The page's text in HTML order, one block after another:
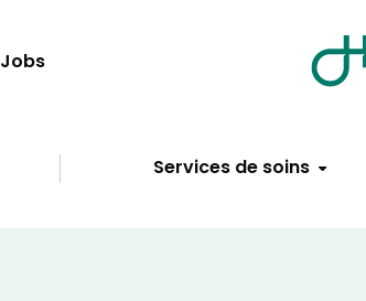
Services de soins
Jobs